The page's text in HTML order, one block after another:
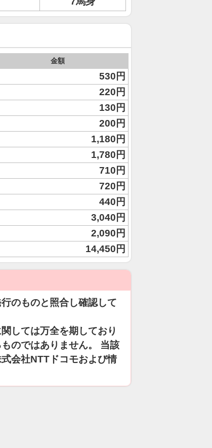
金額
530円
220円
130円
200円
1,180円
1,780円
710円
720円
440円
3,040円
2,090円
14,450円
のものと照合し確認して
しては万全を期しており
のではありません。 当該
会社NTTドコモおよび情